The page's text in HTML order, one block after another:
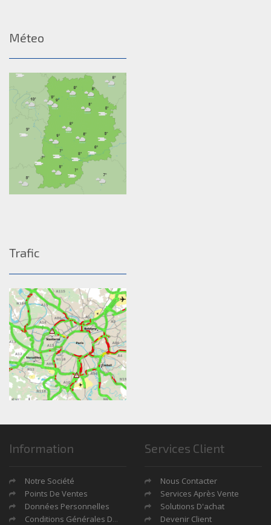
Méteo
Trafic
Information
Notre Société
Points De Ventes
Données Personnelles
Conditions Générales De Ventes
Services Client
Nous Contacter
Services Après Vente
Solutions D'achat
Devenir Client